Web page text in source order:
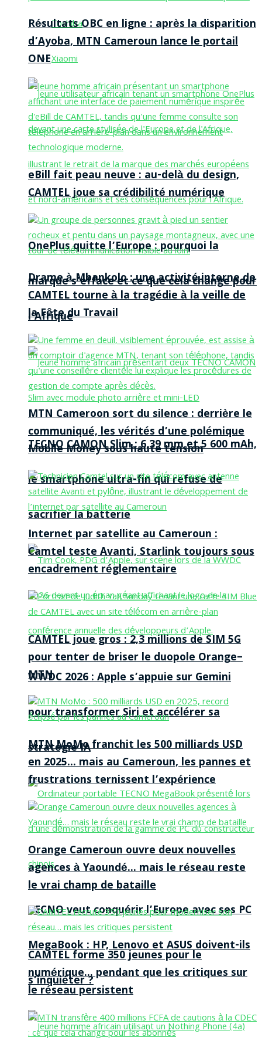
Toshiba
Xiaomi
OnePlus quitte l’Europe : pourquoi la
marque s’efface et ce que cela change pour
l’Afrique
TECNO CAMON Slim : 6,39 mm et 5 600 mAh,
le smartphone ultra-fin qui refuse de
sacrifier la batterie
WWDC 2026 : Apple s’appuie sur Gemini
pour transformer Siri et accélérer sa
stratégie IA
TECNO veut conquérir l’Europe avec ses PC
MegaBook : HP, Lenovo et ASUS doivent-ils
s’inquiéter ?
Résultats OBC en ligne : après la disparition
d’Ayoba, MTN Cameroun lance le portail
ONE
eBill fait peau neuve : au-delà du design,
CAMTEL joue sa crédibilité numérique
Drame à Mbankolo : une activité interne de
CAMTEL tourne à la tragédie à la veille de
la Fête du Travail
MTN Cameroon sort du silence : derrière le
communiqué, les vérités d’une polémique
Mobile Money sous haute tension
Internet par satellite au Cameroun :
Camtel teste Avanti, Starlink toujours sous
encadrement réglementaire
CAMTEL joue gros : 2,3 millions de SIM 5G
pour tenter de briser le duopole Orange–
MTN
MTN MoMo franchit les 500 milliards USD
en 2025… mais au Cameroun, les pannes et
frustrations ternissent l’expérience
Orange Cameroun ouvre deux nouvelles
agences à Yaoundé… mais le réseau reste
le vrai champ de bataille
CAMTEL forme 350 jeunes pour le
numérique… pendant que les critiques sur
le réseau persistent